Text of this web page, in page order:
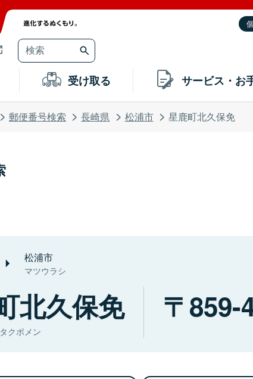
受け取る サービス・お
郵便番号検索 長崎県 松浦市 星鹿町北久保免
松浦市
マツウラシ
北久保免
クボメン
859-